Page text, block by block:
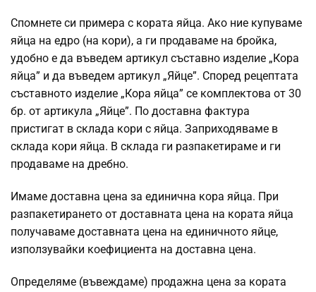
Спомнете си примера с кората яйца. Ако ние купуваме
яйца на едро (на кори), а ги продаваме на бройка,
удобно е да въведем артикул съставно изделие „Кора
яйца” и да въведем артикул „Яйце”. Според рецептата
съставното изделие „Кора яйца” се комплектова от 30
бр. от артикула „Яйце”. По доставна фактура
пристигат в склада кори с яйца. Заприходяваме в
склада кори яйца. В склада ги разпакетираме и ги
продаваме на дребно.
Имаме доставна цена за единична кора яйца. При
разпакетирането от доставната цена на кората яйца
получаваме доставната цена на единичното яйце,
използувайки коефициента на доставна цена.
Определяме (въвеждаме) продажна цена за кората